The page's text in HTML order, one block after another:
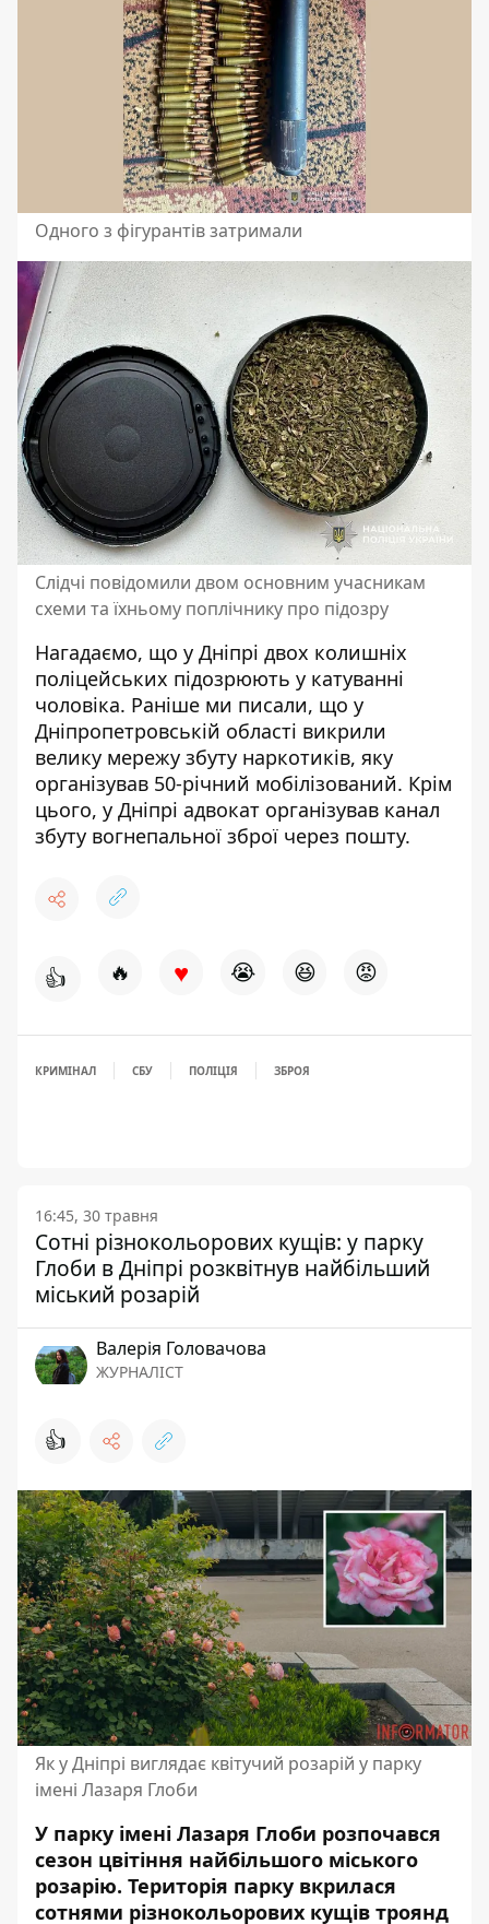
Одного з фігурантів затримали
Слідчі повідомили двом основним учасникам
схеми та їхньому поплічнику про підозру
Нагадаємо, що у Дніпрі двох колишніх
поліцейських підозрюють у катуванні
чоловіка. Раніше ми писали, що у
Дніпропетровській області викрили
велику мережу збуту наркотиків, яку
організував 50-річний мобілізований. Крім
цього, у Дніпрі адвокат організував канал
збуту вогнепальної зброї через пошту.
👍 🔥 ♥ 😭 😆 😡
КРИМІНАЛ СБУ ПОЛІЦІЯ ЗБРОЯ
16:45, 30 травня
Сотні різнокольорових кущів: у парку
Глоби в Дніпрі розквітнув найбільший
міський розарій
Валерія Головачова
ЖУРНАЛІСТ
👍
Як у Дніпрі виглядає квітучий розарій у парку
імені Лазаря Глоби
У парку імені Лазаря Глоби розпочався
сезон цвітіння найбільшого міського
розарію. Територія парку вкрилася
сотнями різнокольорових кущів троянд